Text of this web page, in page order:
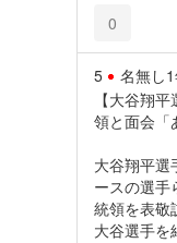
0
5 名無し
【大谷翔
領と面会「
大谷翔平選
ースの選手
統領を表敬
大谷選手を